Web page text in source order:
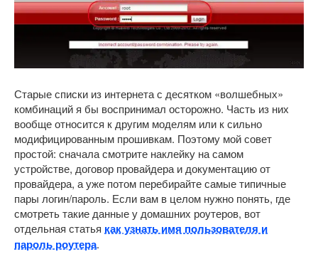
Старые списки из интернета с десятком «волшебных»
комбинаций я бы воспринимал осторожно. Часть из них
вообще относится к другим моделям или к сильно
модифицированным прошивкам. Поэтому мой совет
простой: сначала смотрите наклейку на самом
устройстве, договор провайдера и документацию от
провайдера, а уже потом перебирайте самые типичные
пары логин/пароль. Если вам в целом нужно понять, где
смотреть такие данные у домашних роутеров, вот
отдельная статья как узнать имя пользователя и
пароль роутера.